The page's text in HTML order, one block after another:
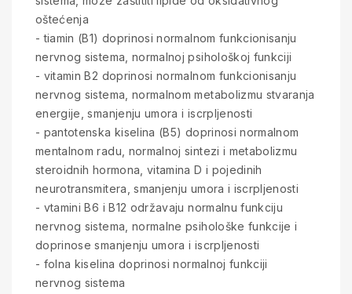
oštećenja
- tiamin (B1) doprinosi normalnom funkcionisanju
nervnog sistema, normalnoj psihološkoj funkciji
- vitamin B2 doprinosi normalnom funkcionisanju
nervnog sistema, normalnom metabolizmu stvaranja
energije, smanjenju umora i iscrpljenosti
- pantotenska kiselina (B5) doprinosi normalnom
mentalnom radu, normalnoj sintezi i metabolizmu
steroidnih hormona, vitamina D i pojedinih
neurotransmitera, smanjenju umora i iscrpljenosti
- vtamini B6 i B12 održavaju normalnu funkciju
nervnog sistema, normalne psihološke funkcije i
doprinose smanjenju umora i iscrpljenosti
- folna kiselina doprinosi normalnoj funkciji
nervnog sistema